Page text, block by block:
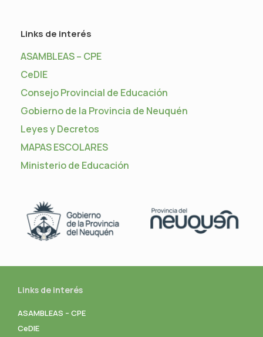
Links de interés
ASAMBLEAS – CPE
CeDIE
Consejo Provincial de Educación
Gobierno de la Provincia de Neuquén
Leyes y Decretos
MAPAS ESCOLARES
Ministerio de Educación
Links de interés
ASAMBLEAS – CPE
CeDIE